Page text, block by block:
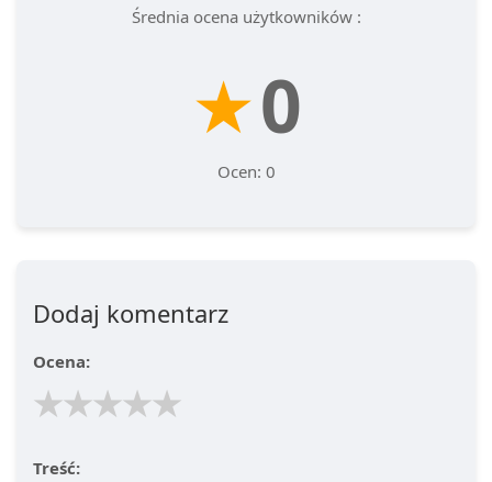
Średnia ocena użytkowników :
★0
Ocen: 0
Dodaj komentarz
Ocena:
★
★
★
★
★
Treść: